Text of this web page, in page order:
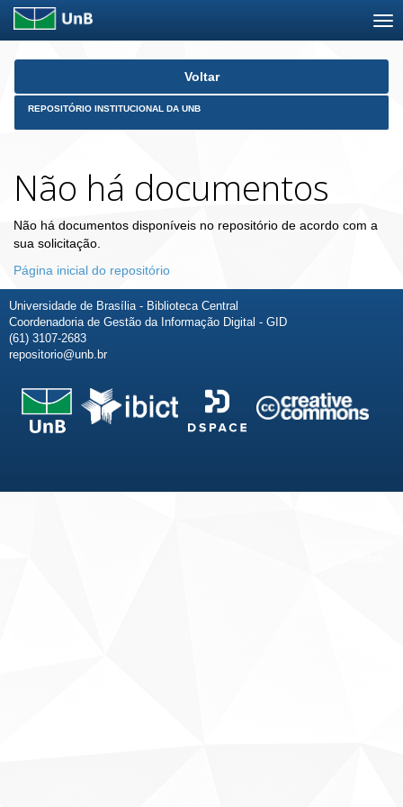
Skip
Voltar
REPOSITÓRIO INSTITUCIONAL DA UNB
Não há documentos
Não há documentos disponíveis no repositório de acordo com a
sua solicitação.
Página inicial do repositório
Universidade de Brasília - Biblioteca Central
Coordenadoria de Gestão da Informação Digital - GID
(61) 3107-2683
repositorio@unb.br